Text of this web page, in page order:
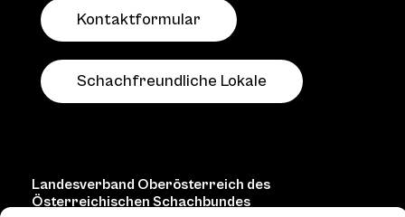
Kontaktformular
Schachfreundliche Lokale
Landesverband Oberösterreich des
Österreichischen Schachbundes